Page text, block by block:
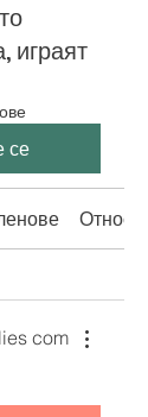
играят
се
Относно
com